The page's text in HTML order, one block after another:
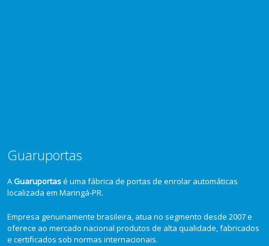
Guaruportas
AGuaruportasé uma fábrica de portas de enrolar automáticas
localizada em Maringá-PR.
Empresa genuinamente brasileira, atua no segmento desde 2007 e
oferece ao mercado nacional produtos de alta qualidade, fabricados
e certificados sob normas internacionais.